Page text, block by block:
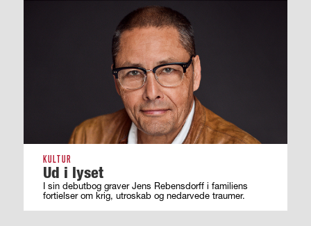
KULTUR
Ud i lyset
I sin debutbog graver Jens Rebensdorff i familiens
fortielser om krig, utroskab og nedarvede traumer.